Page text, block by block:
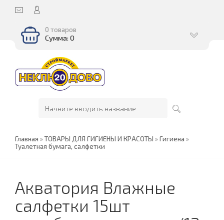
0 товаров
Сумма: 0
Главная »ТОВАРЫ ДЛЯ ГИГИЕНЫ И КРАСОТЫ »Гигиена »
Туалетная бумага, салфетки
Акватория Влажные
салфетки 15шт